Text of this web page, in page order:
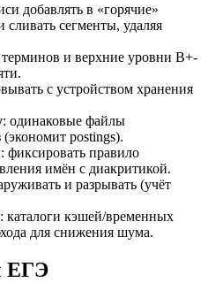
добавлять в «горячие»
сегменты, удаляя
терминов и верхние уровни B+-
с устройством хранения
: одинаковые файлы
postings).
: фиксировать правило
имён с диакритикой.
и разрывать (учёт
: каталоги кэшей/временных
для снижения шума.
ЕГЭ